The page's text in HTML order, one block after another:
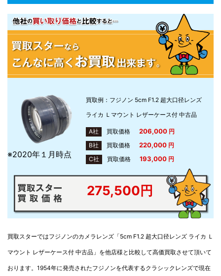
買取例：フジノン 5cm F1.2 超大口径レンズ
ライカ Ｌマウント レザーケース付 中古品
A社 買取価格 206,000円
B社
買取価格 220,000円
C社
買取価格 193,000円
※2020年１月時点
275,500円
買取スターではフジノンのカメラレンズ「5cm F1.2 超大口径レンズ ライカ Ｌ
マウント レザーケース付 中古品」を他店様と比較して高価買取させて頂いて
おります。1954年に発売されたフジノンを代表するクラシックレンズで現在